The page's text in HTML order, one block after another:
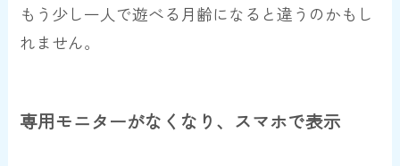
もう少し一人で遊べる月齢になると違うのかもし
れません。
専用モニターがなくなり、スマホで表示